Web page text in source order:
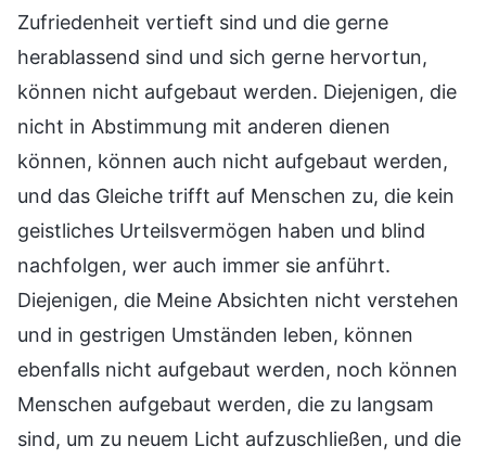
Zufriedenheit vertieft sind und die gerne
herablassend sind und sich gerne hervortun,
können nicht aufgebaut werden. Diejenigen, die
nicht in Abstimmung mit anderen dienen
können, können auch nicht aufgebaut werden,
und das Gleiche trifft auf Menschen zu, die kein
geistliches Urteilsvermögen haben und blind
nachfolgen, wer auch immer sie anführt.
Diejenigen, die Meine Absichten nicht verstehen
und in gestrigen Umständen leben, können
ebenfalls nicht aufgebaut werden, noch können
Menschen aufgebaut werden, die zu langsam
sind, um zu neuem Licht aufzuschließen, und die